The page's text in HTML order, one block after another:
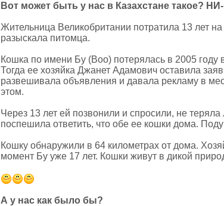
Вот может быть у нас в Казахстане такое?
Жительница Великобритании потратила 13 лет
разыскала питомца.
Кошка по имени Бу (Boo) потерялась в 2005
Тогда ее хозяйка Джанет Адамович оставила
развешивала объявления и давала рекламу в
этом.
Через 13 лет ей позвонили и спросили, не
поспешила ответить, что обе ее кошки дома.
Кошку обнаружили в 64 километрах от дома.
момент Бу уже 17 лет. Кошки живут в дикой
А у нас как было бы?